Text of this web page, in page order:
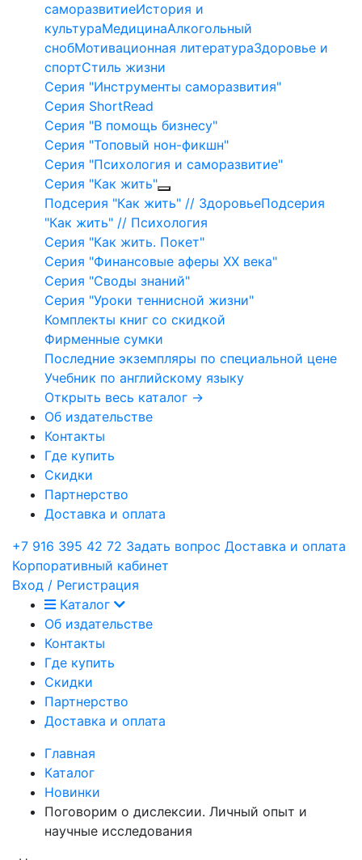
саморазвитиеИстория и
культураМедицинаАлкогольный
снобМотивационная литератураЗдоровье и
спортСтиль жизни
Серия "Инструменты саморазвития"
Серия ShortRead
Серия "В помощь бизнесу"
Серия "Топовый нон-фикшн"
Серия "Психология и саморазвитие"
Серия "Как жить"
Подсерия "Как жить" // ЗдоровьеПодсерия
"Как жить" // Психология
Серия "Как жить. Покет"
Серия "Финансовые аферы XX века"
Серия "Своды знаний"
Серия "Уроки теннисной жизни"
Комплекты книг со скидкой
Фирменные сумки
Последние экземпляры по специальной цене
Учебник по английскому языку
Открыть весь каталог →
Об издательстве
Контакты
Где купить
Скидки
Партнерство
Доставка и оплата
+7 916 395 42 72 Задать вопрос Доставка и оплата
Корпоративный кабинет
Вход / Регистрация
Каталог
Об издательстве
Контакты
Где купить
Скидки
Партнерство
Доставка и оплата
Главная
Каталог
Новинки
Поговорим о дислексии. Личный опыт и
научные исследования